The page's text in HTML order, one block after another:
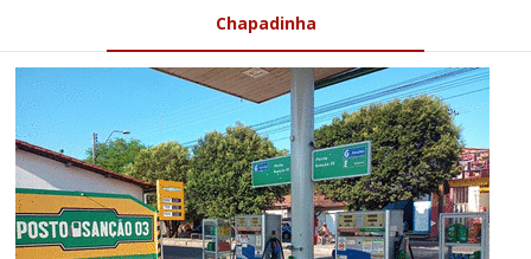
Chapadinha